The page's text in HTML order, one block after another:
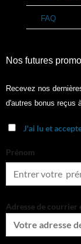
FAQ
Nos futures
Recevez nos
d'autres bonus reçus
J'ai lu et
Prénom
Adresse de courrier